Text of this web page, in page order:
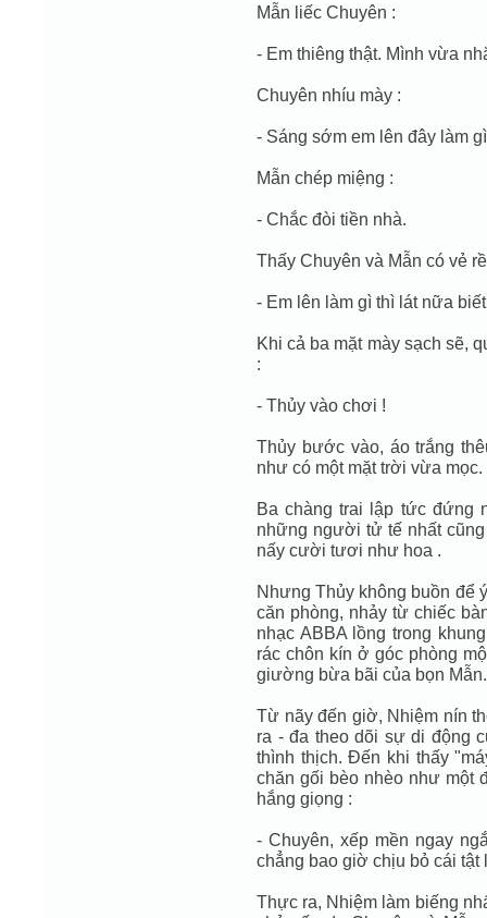
Mẫn liếc Chuyên :
- Em thiêng thật. Mình vừa
Chuyên nhíu mày :
- Sáng sớm em lên đây làm
Mẫn chép miệng :
- Chắc đòi tiền nhà.
Thấy Chuyên và Mẫn có vẻ
- Em lên làm gì thì lát nữa
Khi cả ba mặt mày sạch sẽ,
:
- Thủy vào chơi !
Thủy bước vào, áo trắng
như có một mặt trời vừa mọc.
Ba chàng trai lập tức đứng
những người tử tế nhất
nấy cười tươi như hoa .
Nhưng Thủy không buồn để
căn phòng, nhảy từ chiếc
nhạc ABBA lồng trong
rác chôn kín ở góc phòng
giường bừa bãi của bọn Mẫn.
Từ nãy đến giờ, Nhiệm nín
ra - đa theo dõi sự di động
thình thịch. Ðến khi thấy
chăn gối bèo nhèo như một
hắng giọng :
- Chuyên, xếp mền ngay
chẳng bao giờ chịu bỏ cái tật
Thực ra, Nhiệm làm biếng